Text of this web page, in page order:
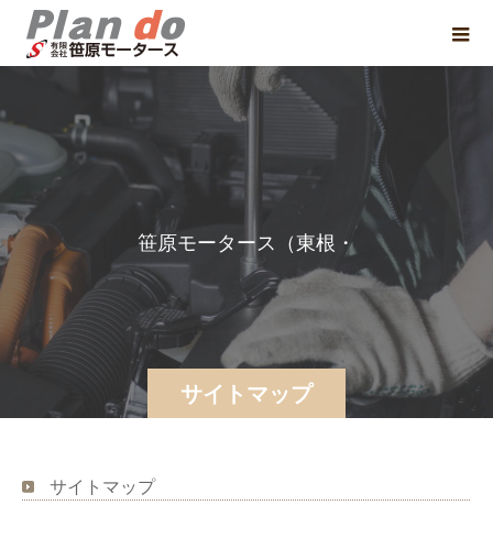
サイトマップ
原モータース（ 東根・ 尾
サイトマップ